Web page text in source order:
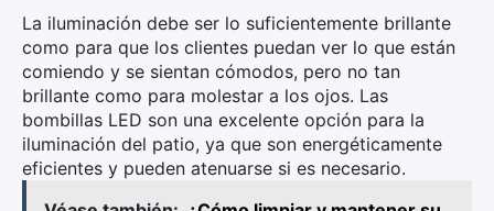
La iluminación debe ser lo suficientemente brillante
como para que los clientes puedan ver lo que están
comiendo y se sientan cómodos, pero no tan
brillante como para molestar a los ojos. Las
bombillas LED son una excelente opción para la
iluminación del patio, ya que son energéticamente
eficientes y pueden atenuarse si es necesario.